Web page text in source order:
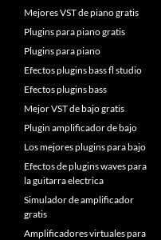
Mejores VST de piano gratis
Plugins para piano gratis
Plugins para piano
Efectos plugins bass fl studio
Efectos plugins bass
Mejor VST de bajo gratis
Plugin amplificador de bajo
Los mejores plugins para bajo
Efectos de plugins waves para
la guitarra electrica
Simulador de amplificador
gratis
Amplificadores virtuales para